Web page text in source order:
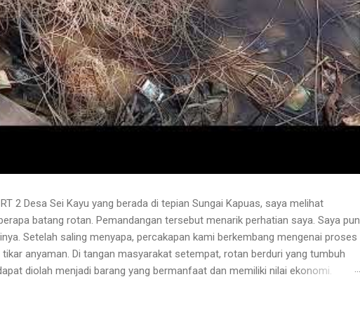
2 Desa Sei Kayu yang berada di tepian Sungai Kapuas, saya melihat
batang rotan. Pemandangan tersebut menarik perhatian saya. Saya pun
Setelah saling menyapa, percakapan kami berkembang mengenai proses
anyaman. Di tangan masyarakat setempat, rotan berduri yang tumbuh
diolah menjadi barang yang bermanfaat dan memiliki nilai ekonomi.
tahun. Rotan dikenal memiliki banyak duri sehingga tidak mudah
menarik rotan, duri-duri pada bagian batang yang akan dipegang harus